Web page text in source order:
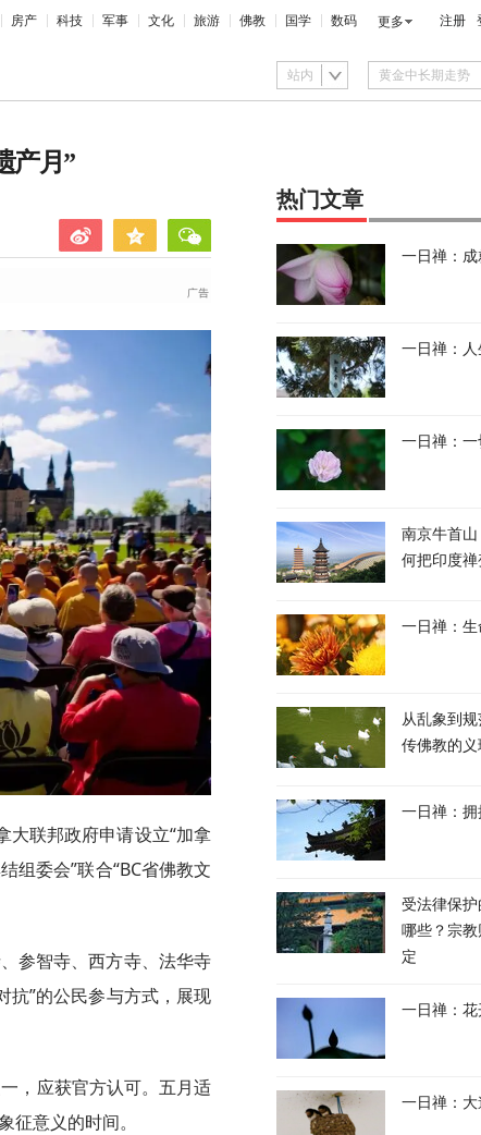
房产 科技 军事 文化 旅游 佛教 国学 数码 更多 注册
站内
产月”
大联邦政府申请设立“加拿
组委会”联合“BC省佛教文
参智寺、西方寺、法华寺
抗”的公民参与方式，展现
，应获官方认可。五月适
征意义的时间。
热门文章
一日禅：
一日禅：
一日禅：
南京牛首山
何把印度禅
一日禅：
从乱象到
传佛教的
一日禅：
受法律保
哪些？宗
定
一日禅：花
一日禅：